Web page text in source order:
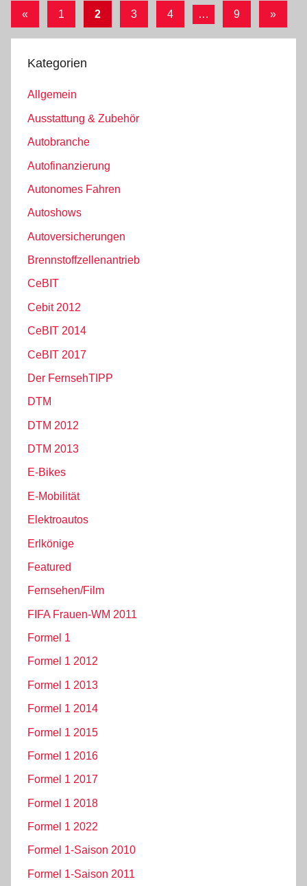
Seitennummerierung
der
Beiträge
« Vorherige
1 2 3 4 … 9 »
Kategorien
Allgemein
Ausstattung & Zubehör
Autobranche
Autofinanzierung
Autonomes Fahren
Autoshows
Autoversicherungen
Brennstoffzellenantrieb
CeBIT
Cebit 2012
CeBIT 2014
CeBIT 2017
Der FernsehTIPP
DTM
DTM 2012
DTM 2013
E-Bikes
E-Mobilität
Elektroautos
Erlkönige
Featured
Fernsehen/Film
FIFA Frauen-WM 2011
Formel 1
Formel 1 2012
Formel 1 2013
Formel 1 2014
Formel 1 2015
Formel 1 2016
Formel 1 2017
Formel 1 2018
Formel 1 2022
Formel 1-Saison 2010
Formel 1-Saison 2011